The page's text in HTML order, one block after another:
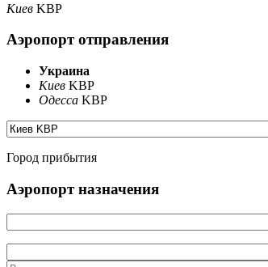
Киев KBP
Аэропорт отправления
Украина
Киев KBP
Одесса KBP
Город прибытия
Аэропорт назначения